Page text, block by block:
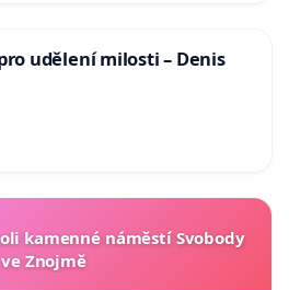
udělení milosti – Denis
kamenné náměstí Svobody
ve Znojmě